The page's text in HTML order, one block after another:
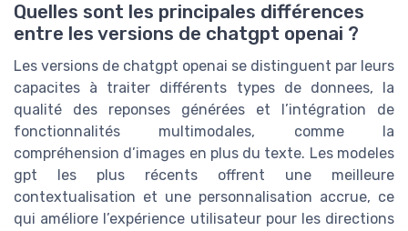
Quelles sont les principales différences
entre les versions de chatgpt openai ?
Les versions de chatgpt openai se distinguent par leurs
capacites à traiter différents types de donnees, la
qualité des reponses générées et l’intégration de
fonctionnalités multimodales, comme la
compréhension d’images en plus du texte. Les modeles
gpt les plus récents offrent une meilleure
contextualisation et une personnalisation accrue, ce
qui améliore l’expérience utilisateur pour les directions